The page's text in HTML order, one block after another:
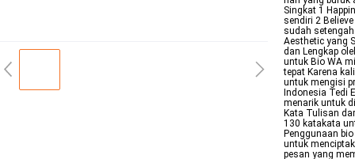
Singkat 1
sendiri 2
sudah
Aesthetic yang
dan Lengkap
untuk Bio WA
tepat Karena
untuk mengisi
Indonesia Tedi
menarik untuk
Kata Tulisan
130 katakata
Penggunaan
untuk
pesan yang